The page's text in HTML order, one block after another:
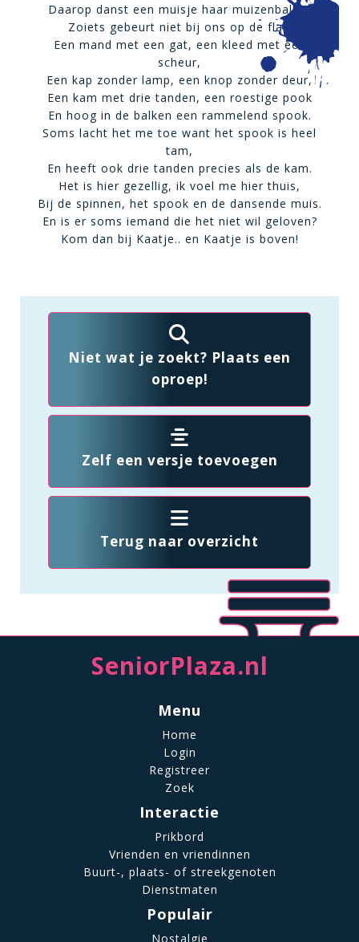
Daarop danst een muisje haar muizenballet.
Zoiets gebeurt niet bij ons op de flat.
Een mand met een gat, een kleed met een
scheur,
Een kap zonder lamp, een knop zonder deur,
Een kam met drie tanden, een roestige pook
En hoog in de balken een rammelend spook.
Soms lacht het me toe want het spook is heel
tam,
En heeft ook drie tanden precies als de kam.
Het is hier gezellig, ik voel me hier thuis,
Bij de spinnen, het spook en de dansende muis.
En is er soms iemand die het niet wil geloven?
Kom dan bij Kaatje.. en Kaatje is boven!
Niet wat je zoekt? Plaats een
oproep!
Zelf een versje toevoegen
Terug naar overzicht
SeniorPlaza.nl
Menu
Home
Login
Registreer
Zoek
Interactie
Prikbord
Vrienden en vriendinnen
Buurt-, plaats- of streekgenoten
Dienstmaten
Populair
Nostalgie